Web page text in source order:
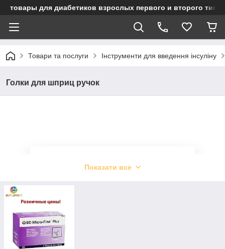
товары для диабетиков взрослых первого и второго типа
Товари та послуги Інструменти для введення інсуліну
Голки для шприц ручок
Голки для шприц-ручок в
для категорії людей, які є інсуліно-залежні і
використовують багаторазові шприц-ручки
для інсуліну. Голки допомагають вводити
ін'єкції використовую шприц-ручки. Бувають
різної довжини і відповідно різні виробники.
Показати все